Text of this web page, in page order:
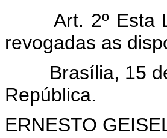
Art. 2º Esta
revogadas as
Brasília, 15
República.
ERNESTO